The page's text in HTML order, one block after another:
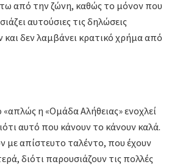
από την ζώνη, καθώς το μόνον που
αυτούσιες τις δηλώσεις
δεν λαμβάνει κρατικό χρήμα από
η «Ομάδα Αλήθειας» ενοχλεί
αυτό που κάνουν το κάνουν καλά.
με απίστευτο ταλέντο, που έχουν
διότι παρουσιάζουν τις πολλές